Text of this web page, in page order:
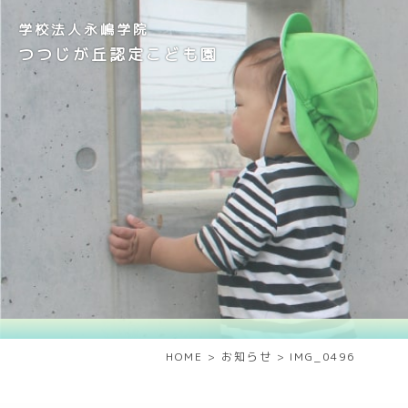
学校法人永嶋学院
つつじが丘認定こども園
HOME > お知らせ > IMG_0496